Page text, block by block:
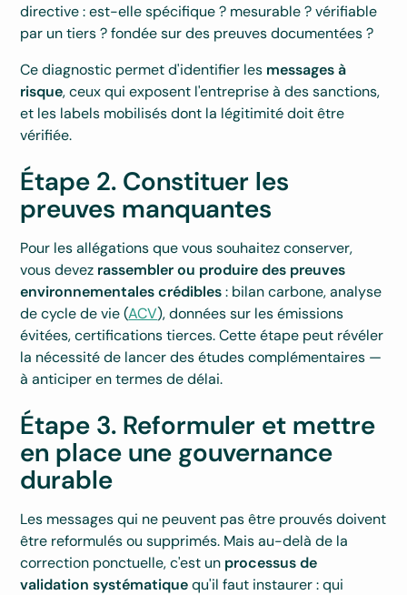
directive : est-elle spécifique ? mesurable ? vérifiable
par un tiers ? fondée sur des preuves documentées ?
Ce diagnostic permet d'identifier les messages à
risque, ceux qui exposent l'entreprise à des sanctions,
et les labels mobilisés dont la légitimité doit être
vérifiée.
Étape 2. Constituer les
preuves manquantes
Pour les allégations que vous souhaitez conserver,
vous devez rassembler ou produire des preuves
environnementales crédibles: bilan carbone, analyse
de cycle de vie (ACV), données sur les émissions
évitées, certifications tierces. Cette étape peut révéler
la nécessité de lancer des études complémentaires —
à anticiper en termes de délai.
Étape 3. Reformuler et mettre
en place une gouvernance
durable
Les messages qui ne peuvent pas être prouvés doivent
être reformulés ou supprimés. Mais au-delà de la
correction ponctuelle, c'est un processus de
validation systématiquequ'il faut instaurer : qui